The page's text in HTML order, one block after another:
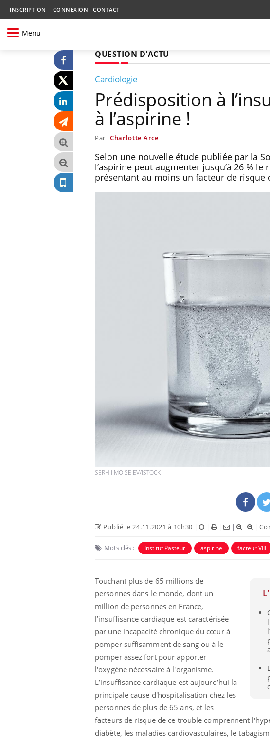
INSCRIPTION CONNEXION CONTACT
Menu
QUESTION D'ACTU
Cardiologie
Prédisposition à
à l’aspirine !
Par Charlotte Arce
Selon une nouvelle étude publiée par la
l’aspirine peut augmenter jusqu’à 26 %
présentant au moins un facteur de
SERHII MOISEIEV/ISTOCK
Publié le 24.11.2021 à 10h30 | | | | |
Mots clés : Institut Pasteur aspirine facteur VIII
Touchant plus de 65 millions de
personnes dans le monde, dont un
million de personnes en France,
l’insuffisance cardiaque est caractérisée
par une incapacité chronique du cœur à
pomper suffisamment de sang ou à le
pomper assez fort pour apporter
l'oxygène nécessaire à l'organisme.
L’insuffisance cardiaque est aujourd’hui la
principale cause d'hospitalisation chez les
personnes de plus de 65 ans, et les
facteurs de risque de ce trouble comprennent
diabète, les maladies cardiovasculaires, le